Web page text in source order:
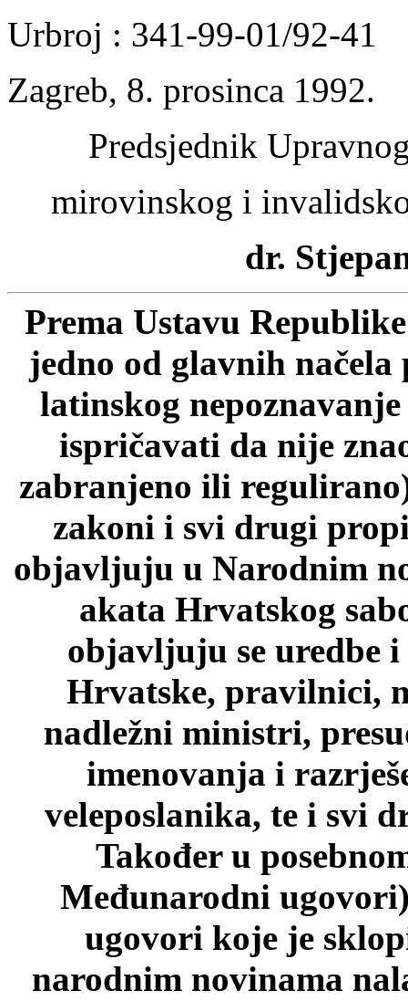
Urbroj : 341-99-01/92-41
Zagreb, 8. prosinca 1992.
Predsjednik
mirovinskog i
dr.
Prema Ustavu
jedno od glavnih
latinskog
ispričavati da nije
zabranjeno ili
zakoni i svi drugi
objavljuju u Narodnim
akata Hrvatskog
objavljuju se uredbe
Hrvatske, pravilnici,
nadležni ministri,
imenovanja i
veleposlanika, te i svi
Također u
Međunarodni
ugovori koje je
narodnim novinama